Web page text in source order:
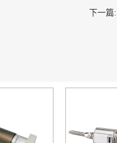
下一篇: